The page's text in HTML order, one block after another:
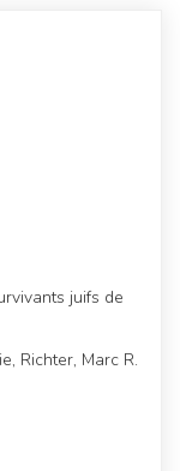
juifs de
Richter, Marc R.